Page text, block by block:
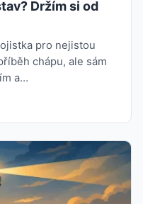
Držím si od
pro nejistou
chápu, ale sám
a…